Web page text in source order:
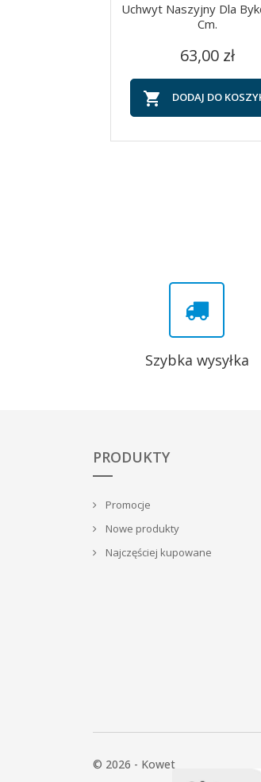
Szybki podgląd
Uchwyt Naszyjny Dla
Cm.
Cena
63,00 zł
 DODAJ DO
Szybka wysyłka
PRODUKTY
Promocje
Nowe produkty
Najczęściej kupowane
© 2026 - Kowet